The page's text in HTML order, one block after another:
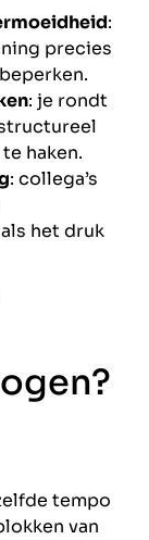
:
precies
: je rondt
haken.
: collega’s
het druk
tempo
van